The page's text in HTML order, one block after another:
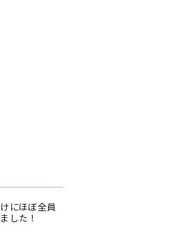
にほぼ全員
した！